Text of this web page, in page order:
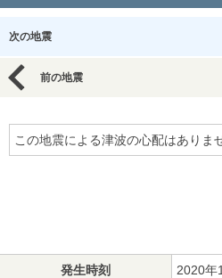
次の地震
前の地震
この地震による津波の心配はありま
発生時刻 2020年